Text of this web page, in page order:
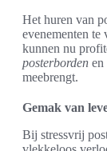
Het huren van
evenementen te
kunnen nu
posterborden en
meebrengt.
Gemak van
Bij stressvrij